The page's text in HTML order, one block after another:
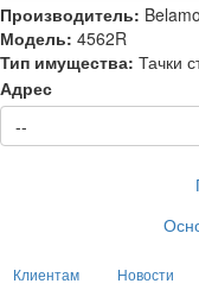
Производитель:
Модель: 4562R
Тип имущества: Тачки
Адрес
--
Клиентам Новости